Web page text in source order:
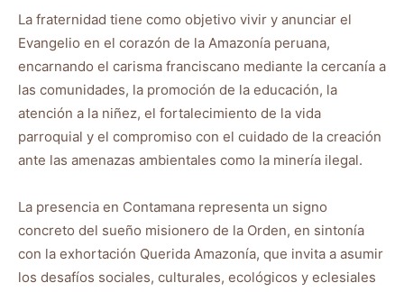
La fraternidad tiene como objetivo vivir y anunciar el
Evangelio en el corazón de la Amazonía peruana,
encarnando el carisma franciscano mediante la cercanía a
las comunidades, la promoción de la educación, la
atención a la niñez, el fortalecimiento de la vida
parroquial y el compromiso con el cuidado de la creación
ante las amenazas ambientales como la minería ilegal.
La presencia en Contamana representa un signo
concreto del sueño misionero de la Orden, en sintonía
con la exhortación Querida Amazonía, que invita a asumir
los desafíos sociales, culturales, ecológicos y eclesiales